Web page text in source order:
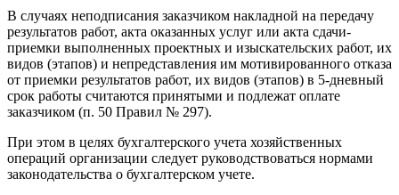
В случаях неподписания заказчиком накладной на передачу
результатов работ, акта оказанных услуг или акта сдачи-
приемки выполненных проектных и изыскательских работ, их
видов (этапов) и непредставления им мотивированного отказа
от приемки результатов работ, их видов (этапов) в 5-дневный
срок работы считаются принятыми и подлежат оплате
заказчиком (п. 50 Правил № 297).
При этом в целях бухгалтерского учета хозяйственных
операций организации следует руководствоваться нормами
законодательства о бухгалтерском учете.